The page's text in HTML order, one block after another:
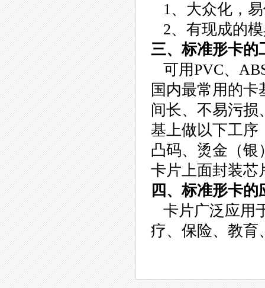
1、大众化，
2、有现成的
三、标准形卡的
可用PVC、
国内最常用的
间长、不易污损
基上做以下工序
凸码、烫金（银
卡片上面封装芯
四、标准形卡的
卡片广泛应用
疗、保险、教育